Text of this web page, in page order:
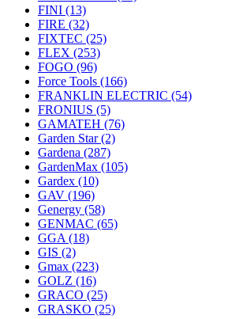
FINI (13)
FIRE (32)
FIXTEC (25)
FLEX (253)
FOGO (96)
Force Tools (166)
FRANKLIN ELECTRIC (54)
FRONIUS (5)
GAMATEH (76)
Garden Star(2)
Gardena (287)
GardenMax (105)
Gardex (10)
GAV (196)
Genergy (58)
GENMAC (65)
GGA (18)
GIS (2)
Gmax (223)
GOLZ (16)
GRACO (25)
GRASKO (25)